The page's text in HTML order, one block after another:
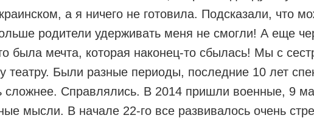
а я ничего не готовила. Подсказали, что
родители удерживать меня не смогли! А еще
была мечта, которая наконец-то сбылась! Мы с
театру. Были разные периоды, последние 10 лет
сложнее. Справлялись. В 2014 пришли военные, 9
мысли. В начале 22-го все развивалось очень